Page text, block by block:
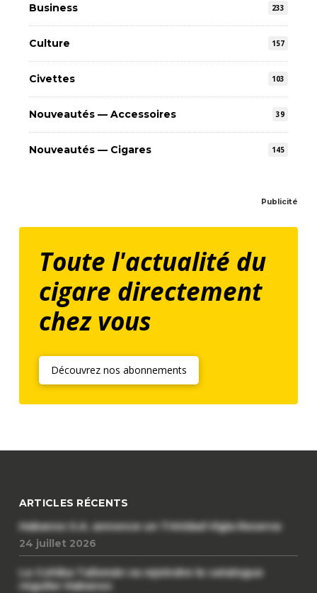
Business 233
Culture 157
Civettes 103
Nouveautés — Accessoires 39
Nouveautés — Cigares 145
Publicité
Toute l'actualité du
cigare directement
chez vous
Découvrez nos abonnements
ARTICLES RÉCENTS
Habanos S.A. annonce un Trinidad Vigia Reserva
24 juillet 2026
Le Cohiba Talismán va rejoindre le catalogue
régulier Habanos